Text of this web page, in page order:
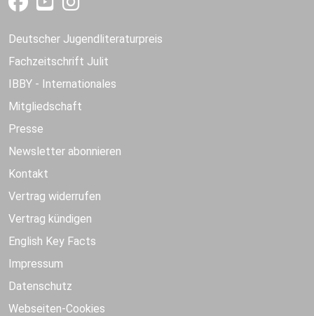
Deutscher Jugendliteraturpreis
Fachzeitschrift Julit
IBBY - Internationales
Mitgliedschaft
Presse
Newsletter abonnieren
Kontakt
Vertrag widerrufen
Vertrag kündigen
English Key Facts
Impressum
Datenschutz
Webseiten-Cookies